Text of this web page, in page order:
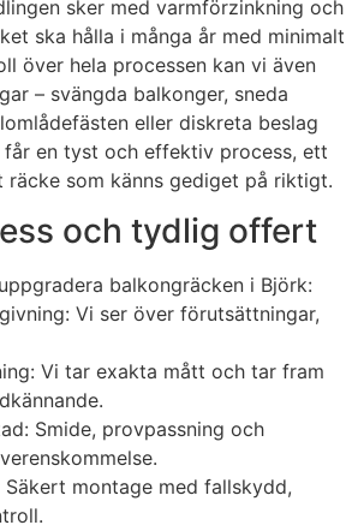
sker med varmförzinkning och
ska hålla i många år med minimalt
över hela processen kan vi även
– svängda balkonger, sneda
eller diskreta beslag
får en tyst och effektiv process, ett
räcke som känns gediget på riktigt.
och tydlig offert
balkongräcken i Björk:
Vi ser över förutsättningar,
Vi tar exakta mått och tar fram
Smide, provpassning och
montage med fallskydd,